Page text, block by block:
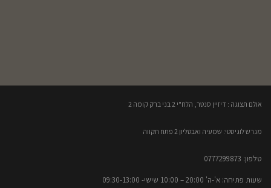
אולם תצוגה : דיזיין סנטר, הלח"י 2 בני ברק קומה 2​
מגרש לוגיסטי: שמעיה ואבטליון 2 פתח תקווה
טלפון: 0777299873​
שעות פתיחה: א'-ה' 20:00 – 10:00​​ שישי- 09:30-13:00